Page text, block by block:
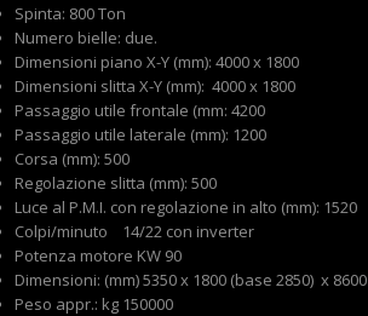
Spinta: 800 Ton
Numero bielle: due.
Dimensioni piano X-Y (mm): 4000 x 1800
Dimensioni slitta X-Y (mm): 4000 x 1800
Passaggio utile frontale (mm: 4200
Passaggio utile laterale (mm): 1200
Corsa (mm): 500
Regolazione slitta (mm): 500
Luce al P.M.I. con regolazione in alto (mm): 1520
Colpi/minuto 14/22 con inverter
Potenza motore KW 90
Dimensioni: (mm) 5350 x 1800 (base 2850) x 8600
Peso appr.: kg 150000